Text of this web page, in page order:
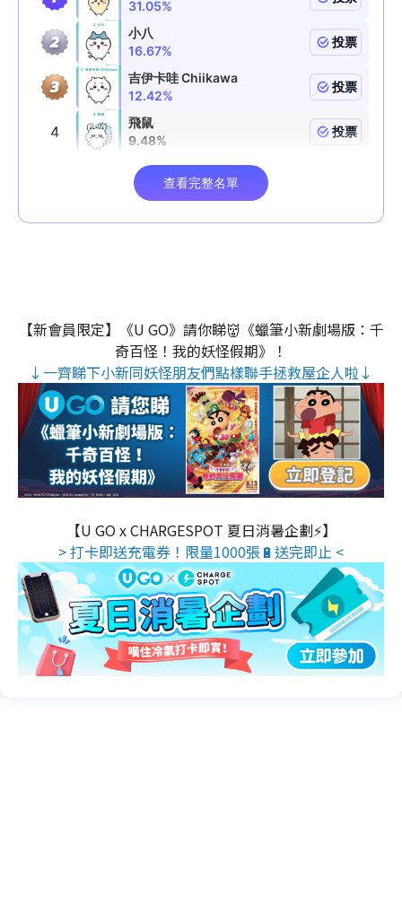
【新會員限定】《U GO》請你睇👹《蠟筆小新劇場版：千
奇百怪！我的妖怪假期》！
↓一齊睇下小新同妖怪朋友們點樣聯手拯救屋企人啦↓
【U GO x CHARGESPOT 夏日消暑企劃⚡】
> 打卡即送充電券！限量1000張🔋送完即止 <